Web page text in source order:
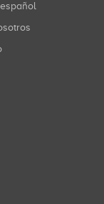
español